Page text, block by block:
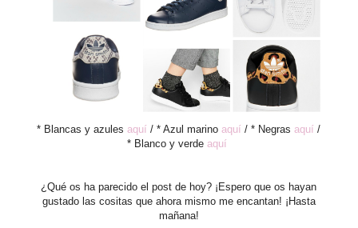
* Blancas y azulesaquí / * Azul marinoaquí / * Negrasaquí /
* Blanco y verdeaquí
¿Qué os ha parecido el post de hoy? ¡Espero que os hayan
gustado las cositas que ahora mismo me encantan! ¡Hasta
mañana!